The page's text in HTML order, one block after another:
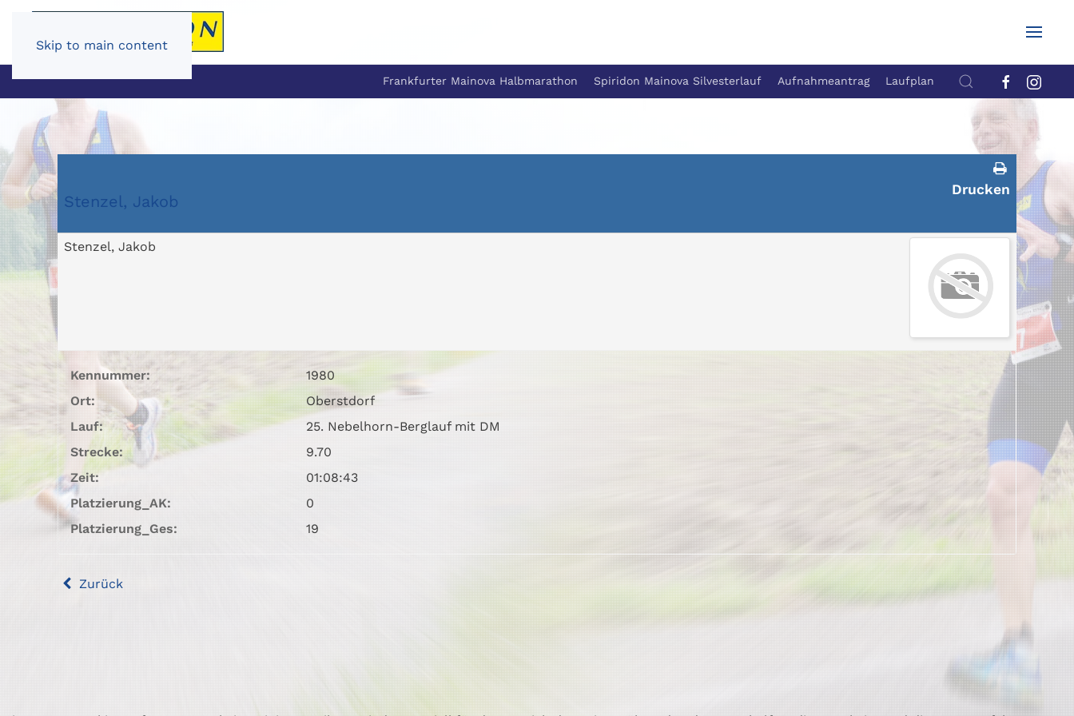
Skip to main content
Frankfurter Mainova Halbmarathon Spiridon Mainova Silvesterlauf Aufnahmeantrag Laufplan
Drucken
Stenzel, Jakob
Stenzel, Jakob
Kennummer:
1980
Ort:
Oberstdorf
Lauf:
25. Nebelhorn-Berglauf mit DM
Strecke:
9.70
Zeit:
01:08:43
Platzierung_AK:
0
Platzierung_Ges:
19
Zurück